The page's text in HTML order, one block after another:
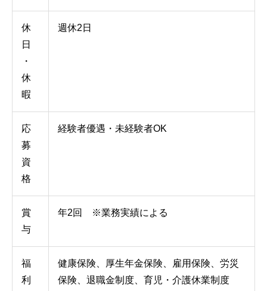
休
日
・
休
暇
週休2日
応
募
資
格
経験者優遇・未経験者OK
賞
与
年2回 ※業務実績による
福
利
健康保険、厚生年金保険、雇用保険、労災
保険、退職金制度、育児・介護休業制度